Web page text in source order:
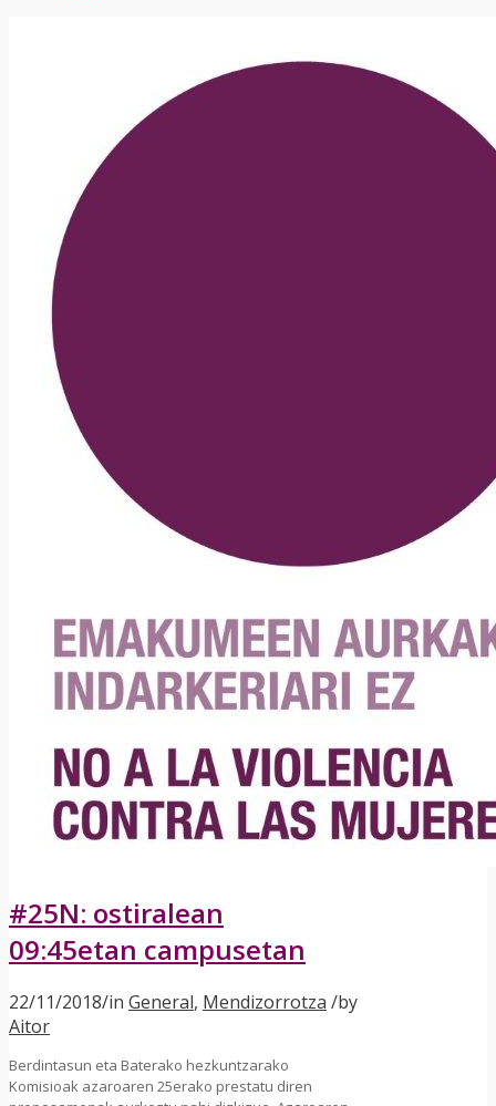
#25N: ostiralean
09:45etan campusetan
22/11/2018/in General, Mendizorrotza /by
Aitor
Berdintasun eta Baterako hezkuntzarako
Komisioak azaroaren 25erako prestatu diren